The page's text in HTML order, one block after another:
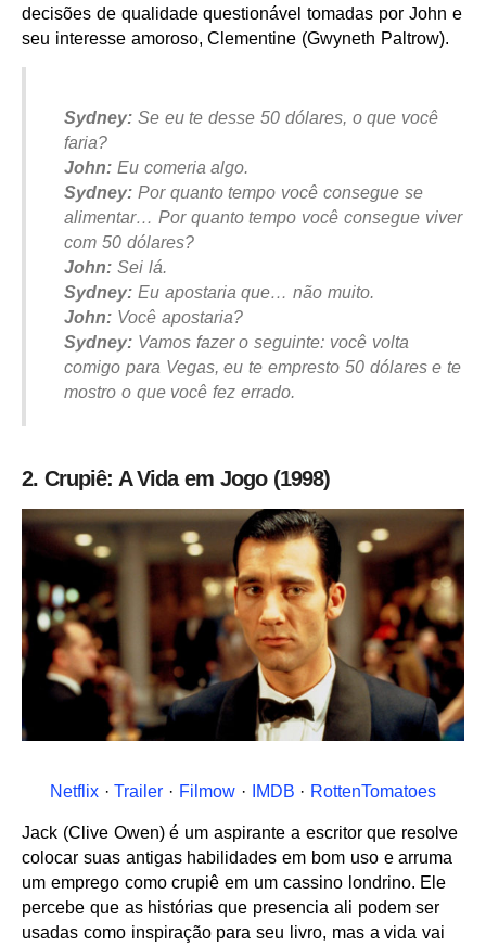
decisões de qualidade questionável tomadas por John e
seu interesse amoroso, Clementine (Gwyneth Paltrow).
Sydney: Se eu te desse 50 dólares, o que você
faria?
John: Eu comeria algo.
Sydney: Por quanto tempo você consegue se
alimentar… Por quanto tempo você consegue viver
com 50 dólares?
John: Sei lá.
Sydney: Eu apostaria que… não muito.
John: Você apostaria?
Sydney: Vamos fazer o seguinte: você volta
comigo para Vegas, eu te empresto 50 dólares e te
mostro o que você fez errado.
2. Crupiê: A Vida em Jogo (1998)
Netflix·Trailer · Filmow · IMDB · RottenTomatoes
Jack (Clive Owen) é um aspirante a escritor que resolve
colocar suas antigas habilidades em bom uso e arruma
um emprego como crupiê em um cassino londrino. Ele
percebe que as histórias que presencia ali podem ser
usadas como inspiração para seu livro, mas a vida vai